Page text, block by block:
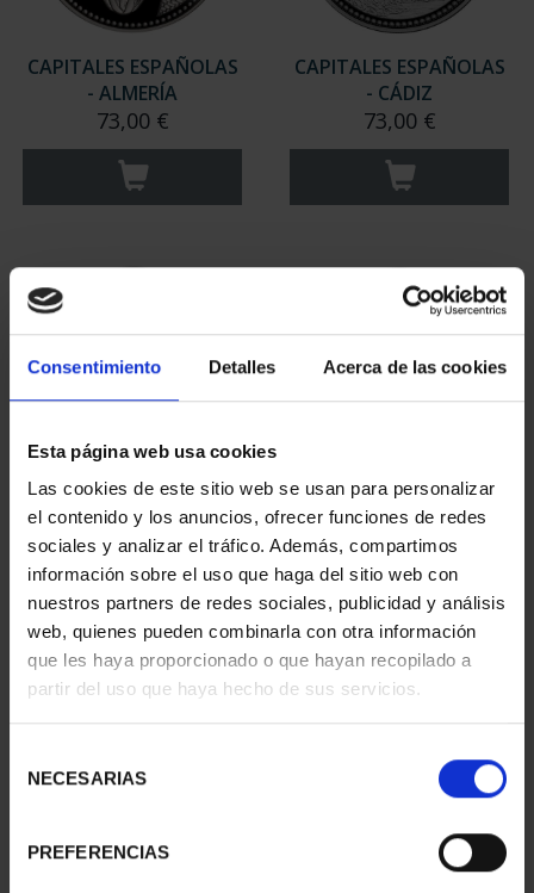
Consentimiento Detalles Acerca de las cookies
Esta página web usa cookies
Las cookies de este sitio web se usan para personalizar
el contenido y los anuncios, ofrecer funciones de redes
sociales y analizar el tráfico. Además, compartimos
información sobre el uso que haga del sitio web con
nuestros partners de redes sociales, publicidad y análisis
web, quienes pueden combinarla con otra información
que les haya proporcionado o que hayan recopilado a
partir del uso que haya hecho de sus servicios.
NECESARIAS
PREFERENCIAS
CAPITALES ESPAÑOLAS
- ALMERÍA
73,00 €
CAPITALES ESPAÑOLAS
- CÁDIZ
73,00 €
CAPITALES ESPAÑOLAS
- CÓRDOBA
73,00 €
CAPITALES ESPAÑOLAS
- GRANADA
73,00 €